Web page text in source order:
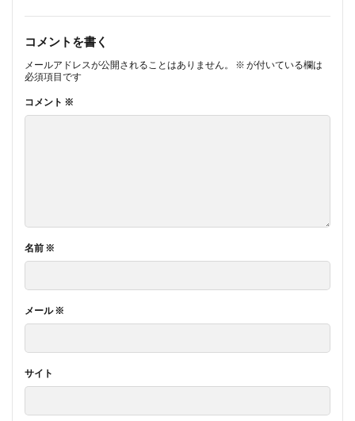
コメントを書く
メールアドレスが公開されることはありません。 ※ が付いている欄は
必須項目です
コメント ※
名前 ※
メール※
サイト